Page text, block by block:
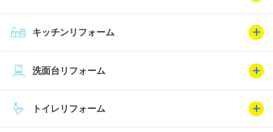
キッチンリフォーム
トイレリフォーム
洗面台リフォーム